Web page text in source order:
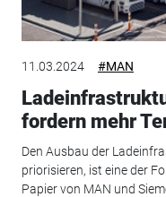
11.03.2024 #MAN
fordern mehr
Den Ausbau der
priorisieren, ist eine der
Papier von MAN und